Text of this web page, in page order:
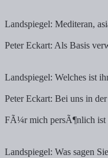
Landspiegel: Mediteran,
Peter Eckart: Als Basis
Landspiegel: Welches ist
Peter Eckart: Bei uns in
FÃ¼r mich persÃ¶nlich ist
Landspiegel: Was sagen